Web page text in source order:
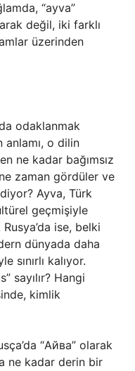
“ayva”
değil, iki farklı
üzerinden
odaklanmak
o dilin
ne kadar bağımsız
zaman gördüler ve
Ayva, Türk
geçmişiyle
ise, belki
dünyada daha
sınırlı kalıyor.
sayılır? Hangi
kimlik
“Айва” olarak
ne kadar derin bir